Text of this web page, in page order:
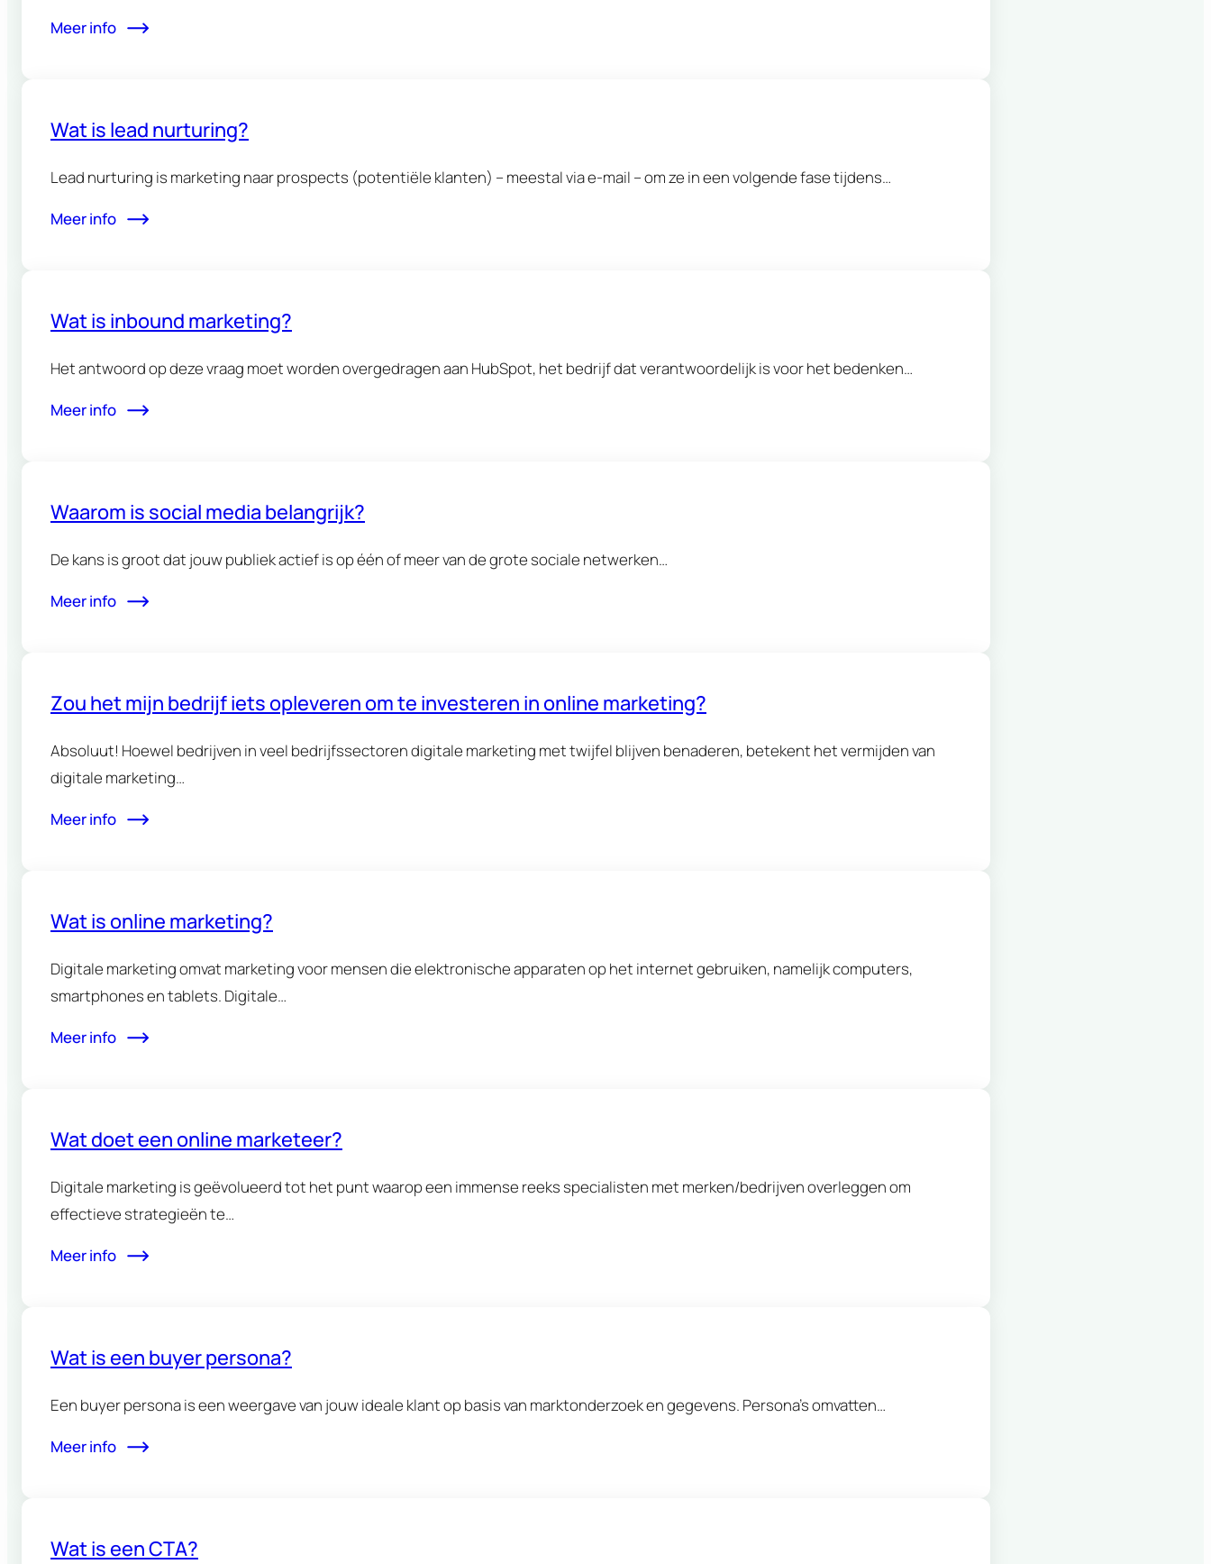
Meer info
Wat is lead nurturing?
Lead nurturing is marketing naar prospects (potentiële klanten) – meestal via e-mail – om ze in een volgende fase tijdens…
Meer info
Wat is inbound marketing?
Het antwoord op deze vraag moet worden overgedragen aan HubSpot, het bedrijf dat verantwoordelijk is voor het bedenken…
Meer info
Waarom is social media belangrijk?
De kans is groot dat jouw publiek actief is op één of meer van de grote sociale netwerken…
Meer info
Zou het mijn bedrijf iets opleveren om te investeren in online marketing?
Absoluut! Hoewel bedrijven in veel bedrijfssectoren digitale marketing met twijfel blijven benaderen, betekent het vermijden van
digitale marketing…
Meer info
Wat is online marketing?
Digitale marketing omvat marketing voor mensen die elektronische apparaten op het internet gebruiken, namelijk computers,
smartphones en tablets. Digitale…
Meer info
Wat doet een online marketeer?
Digitale marketing is geëvolueerd tot het punt waarop een immense reeks specialisten met merken/bedrijven overleggen om
effectieve strategieën te…
Meer info
Wat is een buyer persona?
Een buyer persona is een weergave van jouw ideale klant op basis van marktonderzoek en gegevens. Persona’s omvatten…
Meer info
Wat is een CTA?